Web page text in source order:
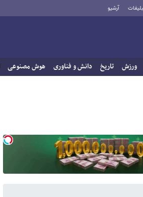
آرشیو
ورزش تاریخ دانش و فناوری هوش مصنوعی